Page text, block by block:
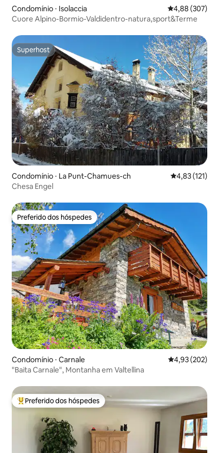
Condomínio ⋅ Isolaccia 4,88 de uma
4,88 (307)
Cuore Alpino-Bormio-Valdidentro-natura,sport&Terme
Superhost
Superhost
Condomínio ⋅ La Punt-Chamues-ch 4,83 de uma
4,83 (121)
Chesa Engel
Preferido dos hóspedes
Preferido dos hóspedes
Condomínio ⋅ Carnale 4,93 de uma
4,93 (202)
"Baita Carnale", Montanha em Valtellina
Entre os melhores preferidos dos hóspedes
Preferido dos hóspedes